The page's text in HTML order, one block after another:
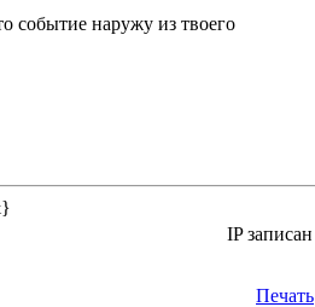
событие наружу из твоего
IP записан
Печать